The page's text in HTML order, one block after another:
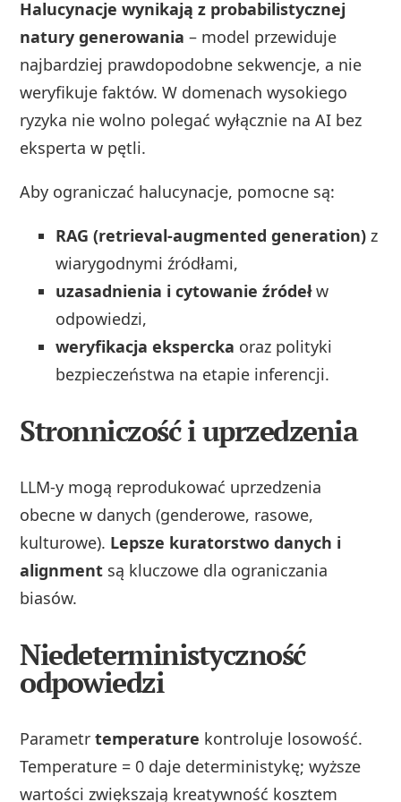
Halucynacje wynikają z probabilistycznej
natury generowania – model przewiduje
najbardziej prawdopodobne sekwencje, a nie
weryfikuje faktów. W domenach wysokiego
ryzyka nie wolno polegać wyłącznie na AI bez
eksperta w pętli.
Aby ograniczać halucynacje, pomocne są:
RAG (retrieval‑augmented generation) z
wiarygodnymi źródłami,
uzasadnienia i cytowanie źródełw
odpowiedzi,
weryfikacja ekspercka oraz polityki
bezpieczeństwa na etapie inferencji.
Stronniczość i uprzedzenia
LLM-y mogą reprodukować uprzedzenia
obecne w danych (genderowe, rasowe,
kulturowe). Lepsze kuratorstwo danych i
alignment są kluczowe dla ograniczania
biasów.
Niedeterministyczność
odpowiedzi
Parametrtemperature kontroluje losowość.
Temperature = 0 daje deterministykę; wyższe
wartości zwiększają kreatywność kosztem